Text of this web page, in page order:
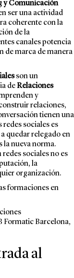
y Comunicación
ser una actividad
coherente con la
de la
canales potencia
de marca de manera
son un
deRelaciones
y
relaciones,
tienen una
sociales es
quedar relegado en
la nueva norma.
sociales no es
la
organización.
formaciones en
Formatic Barcelona,
al